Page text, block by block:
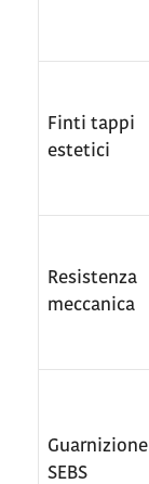
Finti tappi
estetici
Resistenza
meccanica
Guarnizione
SEBS